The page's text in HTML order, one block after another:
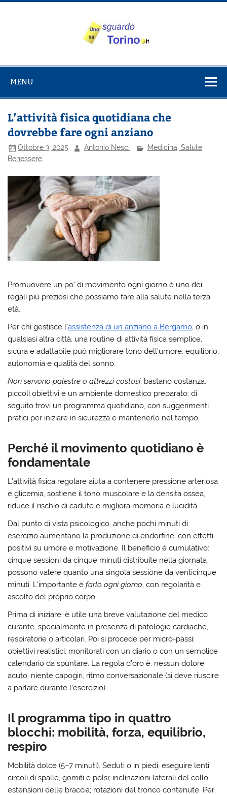
Salta
su Torino
MENU
L’attività fisica quotidiana che
dovrebbe fare ogni anziano
Ottobre 3, 2025 Antonio Nesci
Medicina, Salute,
Benessere
Promuovere un po’ di movimento ogni giorno è uno dei
regali più preziosi che possiamo fare alla salute nella terza
età.
Per chi gestisce l’assistenza di un anziano a Bergamo, o in
qualsiasi altra città, una routine di attività fisica semplice,
sicura e adattabile può migliorare tono dell’umore, equilibrio,
autonomia e qualità del sonno.
Non servono palestre o attrezzi costosi: bastanocostanza,
piccoliobiettivi e unambiente domestico preparato; di
seguito trovi un programma quotidiano, con suggerimenti
pratici per iniziare in sicurezza e mantenerlo nel tempo.
Perché il movimento quotidiano è
fondamentale
L’attività fisica regolare aiuta a contenere pressione arteriosa
eglicemia, sostiene iltono muscolare e ladensità ossea,
riduce il rischio di cadute e migliora memoria e lucidità.
Dal punto di vista psicologico, anche pochi minuti di
esercizio aumentano la produzione di endorfine, con effetti
positivi su umore e motivazione. Il beneficio è cumulativo:
cinque sessioni da cinque minuti distribuite nella giornata
possono valere quanto una singola sessione da venticinque
minuti. L’importante èfarlo ogni giorno, con regolarità e
ascolto del proprio corpo.
Prima di iniziare, è utile una breve valutazione del medico
curante, specialmente in presenza di patologie cardiache,
respiratorie o articolari. Poi si procede per micro-passi:
obiettivi realistici, monitorati con un diario o con un semplice
calendario da spuntare. La regola d’oro è: nessun dolore
acuto, niente capogiri, ritmo conversazionale (si deve riuscire
a parlare durante l’esercizio).
Il programma tipo in quattro
blocchi: mobilità, forza, equilibrio,
respiro
Mobilità dolce (5–7 minuti). Seduti o in piedi, eseguire lenti
circoli di spalle, gomiti e polsi; inclinazioni laterali del collo;
estensioni delle braccia; rotazioni del tronco contenute. Per